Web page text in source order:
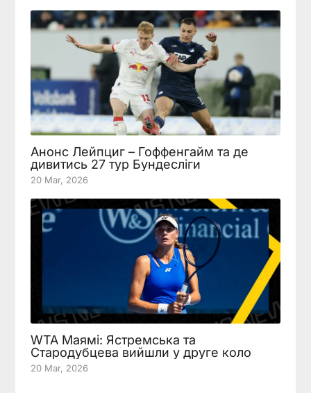
Анонс Лейпциг – Гоффенгайм та де
дивитись 27 тур Бундесліги
20 Mar, 2026
WTA Маямі: Ястремська та
Стародубцева вийшли у друге коло
20 Mar, 2026